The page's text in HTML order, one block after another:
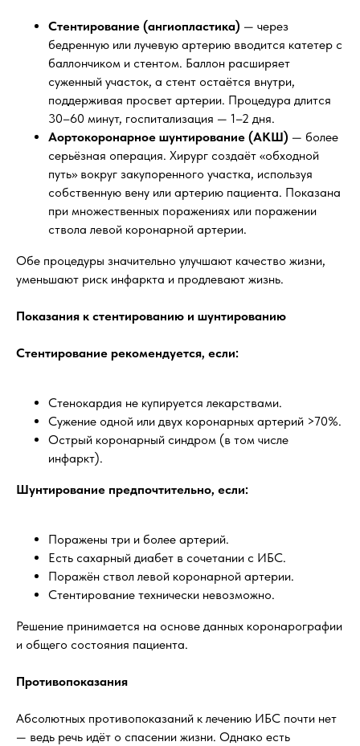
Стентирование (ангиопластика) — через
бедренную или лучевую артерию вводится катетер с
баллончиком и стентом. Баллон расширяет
суженный участок, а стент остаётся внутри,
поддерживая просвет артерии. Процедура длится
30–60 минут, госпитализация — 1–2 дня.
Аортокоронарное шунтирование (АКШ) — более
серьёзная операция. Хирург создаёт «обходной
путь» вокруг закупоренного участка, используя
собственную вену или артерию пациента. Показана
при множественных поражениях или поражении
ствола левой коронарной артерии.
Обе процедуры значительно улучшают качество жизни,
уменьшают риск инфаркта и продлевают жизнь.
Показания к стентированию и шунтированию
Стентирование рекомендуется, если:
Стенокардия не купируется лекарствами.
Сужение одной или двух коронарных артерий >70%.
Острый коронарный синдром (в том числе
инфаркт).
Шунтирование предпочтительно, если:
Поражены три и более артерий.
Есть сахарный диабет в сочетании с ИБС.
Поражён ствол левой коронарной артерии.
Стентирование технически невозможно.
Решение принимается на основе данных коронарографии
и общего состояния пациента.
Противопоказания
Абсолютных противопоказаний к лечению ИБС почти нет
— ведь речь идёт о спасении жизни. Однако есть